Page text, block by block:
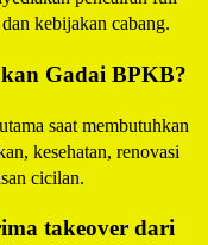
kebijakan cabang.
Gadai BPKB?
saat membutuhkan
kesehatan, renovasi
cicilan.
takeover dari